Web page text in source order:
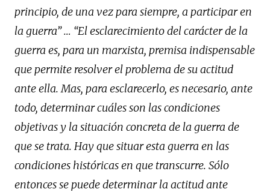
principio, de una vez para siempre, a participar en
la guerra” … “El esclarecimiento del carácter de la
guerra es, para un marxista, premisa indispensable
que permite resolver el problema de su actitud
ante ella. Mas, para esclarecerlo, es necesario, ante
todo, determinar cuáles son las condiciones
objetivas y la situación concreta de la guerra de
que se trata. Hay que situar esta guerra en las
condiciones históricas en que transcurre. Sólo
entonces se puede determinar la actitud ante